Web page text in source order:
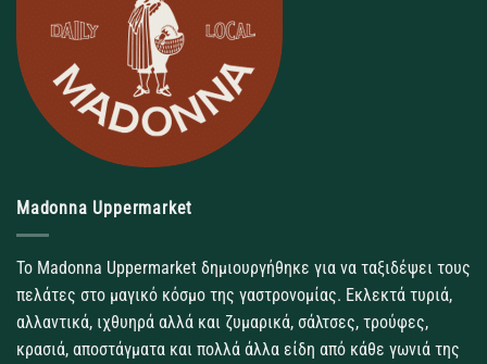
Madonna Uppermarket
Το Madonna Uppermarket δημιουργήθηκε για να ταξιδέψει τους
πελάτες στο μαγικό κόσμο της γαστρονομίας. Εκλεκτά τυριά,
αλλαντικά, ιχθυηρά αλλά και ζυμαρικά, σάλτσες, τρούφες,
κρασιά, αποστάγματα και πολλά άλλα είδη από κάθε γωνιά της